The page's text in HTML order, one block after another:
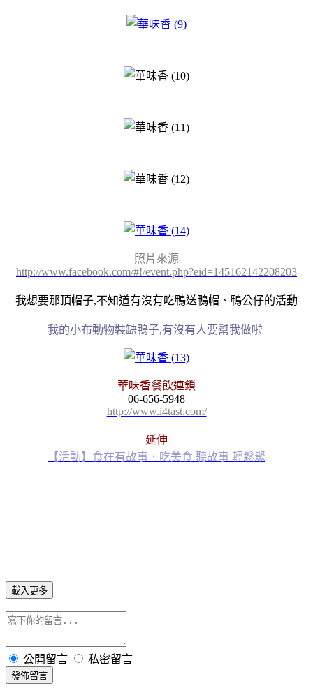
照片來源
http://www.facebook.com/#!/event.php?eid=145162142208203
我想要那頂帽子,不知道有沒有吃鴨送鴨帽、鴨公仔的活動
我的小布動物裝缺鴨子,有沒有人要幫我做啦
華味香餐飲連鎖
06-656-5948
http://www.i4tast.com/
延伸
【活動】食在有故事．吃美食 聽故事 輕鬆聚
載入更多
公開留言 私密留言
發佈留言